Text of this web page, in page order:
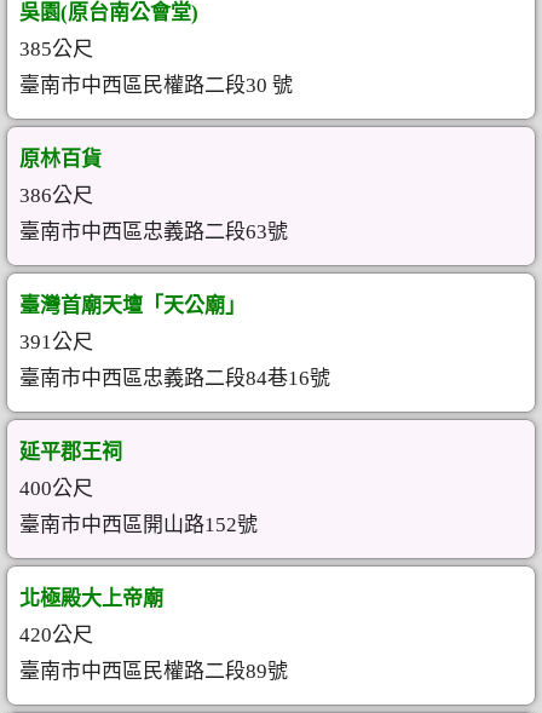
吳園(原台南公會堂)
385公尺
臺南市中西區民權路二段30 號
原林百貨
386公尺
臺南市中西區忠義路二段63號
臺灣首廟天壇「天公廟」
391公尺
臺南市中西區忠義路二段84巷16號
延平郡王祠
400公尺
臺南市中西區開山路152號
北極殿大上帝廟
420公尺
臺南市中西區民權路二段89號